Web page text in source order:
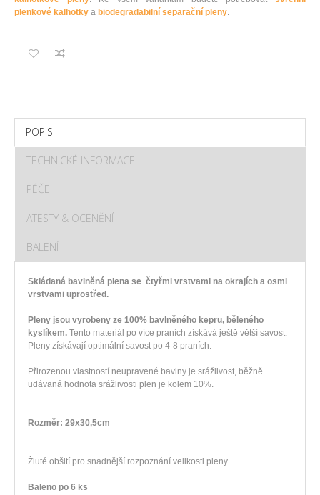
plenkové kalhotky a biodegradabilní separační pleny.
POPIS
TECHNICKÉ INFORMACE
PÉČE
ATESTY & OCENĚNÍ
BALENÍ
Skládaná bavlněná plena se čtyřmi vrstvami na okrajích a osmi
vrstvami uprostřed.
Pleny jsou vyrobeny ze 100% bavlněného kepru, běleného
kyslíkem. Tento materiál po více praních získává ještě větší savost.
Pleny získávají optimální savost po 4-8 praních.
Přirozenou vlastností neupravené bavlny je srážlivost, běžně
udávaná hodnota srážlivosti plen je kolem 10%.
Rozměr: 29x30,5cm
Žluté obšití pro snadnější rozpoznání velikosti pleny.
Baleno po 6 ks